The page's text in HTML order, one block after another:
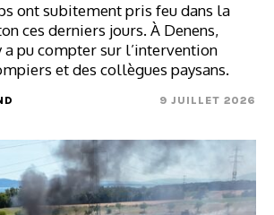
ont subitement pris feu dans la
ces derniers jours. À Denens,
a pu compter sur l’intervention
et des collègues paysans.
9 JUILLET 2026